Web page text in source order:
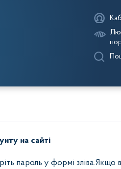
на сайті
пароль у формі